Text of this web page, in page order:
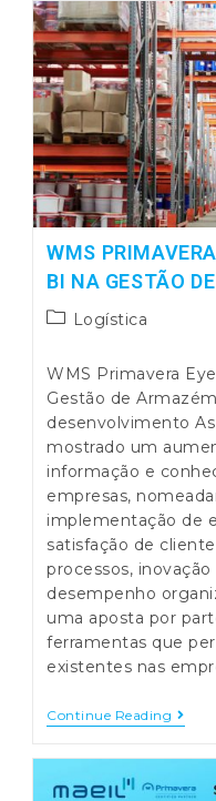
Na
De
Na
WMS
BI NA GESTÃO
PostLogística
WMS Primavera
Gestão de
desenvolvimento
mostrado um
informação e
empresas,
implementação de
satisfação de
processos,
desempenho
uma aposta por
ferramentas que
existentes nas
Continue Reading WMS